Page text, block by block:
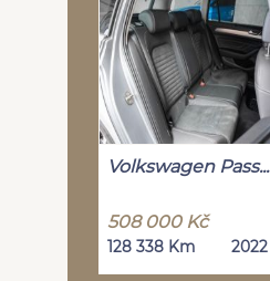
Volkswagen Pass...
508 000 Kč
128 338 Km 2022